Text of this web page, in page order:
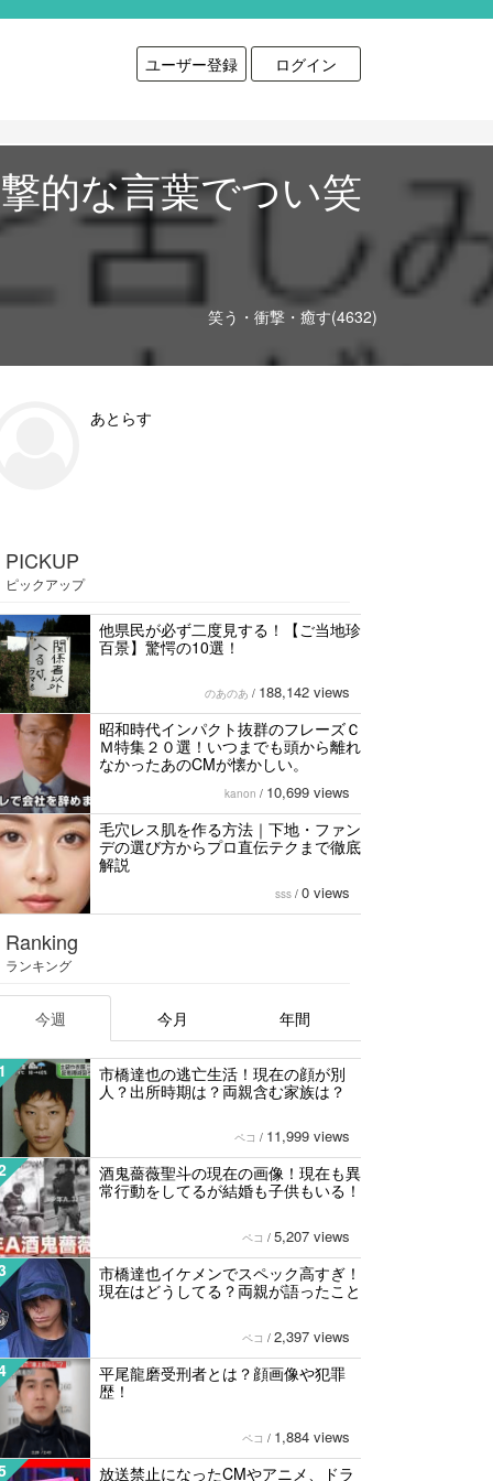
ユーザー登録 ログイン
的な言葉でつい笑
笑う・衝撃・癒す(4632)
あとらす
PICKUP
ピックアップ
他県民が必ず二度見する！【ご当地珍
百景】驚愕の10選！
のあのあ / 188,142 views
昭和時代インパクト抜群のフレーズＣ
Ｍ特集２０選！いつまでも頭から離れ
なかったあのCMが懐かしい。
kanon / 10,699 views
毛穴レス肌を作る方法｜下地・ファン
デの選び方からプロ直伝テクまで徹底
解説
sss / 0 views
Ranking
ランキング
今週 今月 年間
市橋達也の逃亡生活！現在の顔が別
人？出所時期は？両親含む家族は？
ペコ / 11,999 views
酒鬼薔薇聖斗の現在の画像！現在も異
常行動をしてるが結婚も子供もいる！
ペコ / 5,207 views
市橋達也イケメンでスペック高すぎ！
現在はどうしてる？両親が語ったこと
ペコ / 2,397 views
平尾龍磨受刑者とは？顔画像や犯罪
歴！
ペコ / 1,884 views
放送禁止になったCMやアニメ、ドラ